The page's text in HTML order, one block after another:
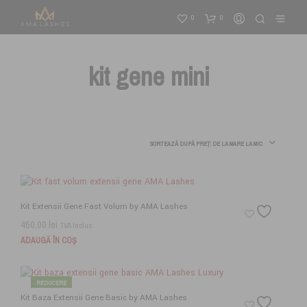
0 0
kit gene mini
SORTEAZĂ DUPĂ PREȚ: DE LA MARE LA MIC
Kit Extensii Gene Fast Volum by AMA Lashes
450,00lei TVA Inclus
ADAUGĂ ÎN COȘ
REDUCERE
Kit Baza Extensii Gene Basic by AMA Lashes